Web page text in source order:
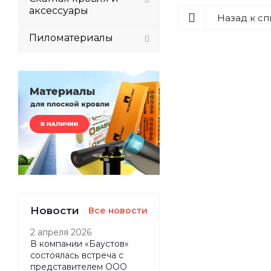
Назад к
аксессуары
Пиломатериалы
Новости Все новости
2 апреля 2026
В компании «Баустов»
состоялась встреча с
представителем ООО